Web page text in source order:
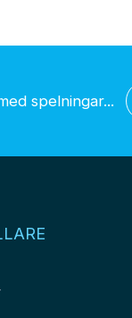
spelningar...